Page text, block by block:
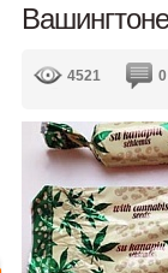
Вашингтоне
4521 0